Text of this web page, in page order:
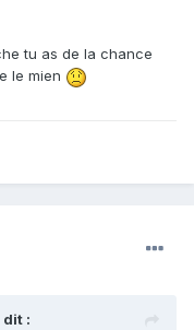
tu as de la chance
le mien
dit :